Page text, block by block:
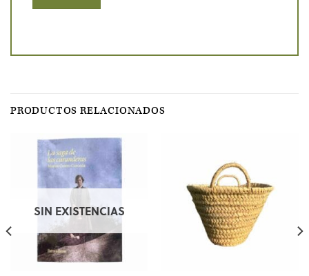
PRODUCTOS RELACIONADOS
SIN EXISTENCIAS